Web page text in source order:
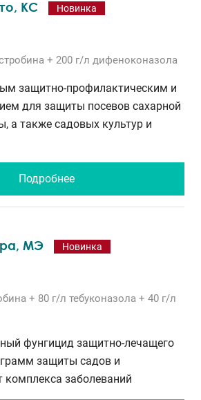
КС Новинка
+ 200 г/л дифеноконазола
защитно-профилактическим и
для защиты посевов сахарной
а также садовых культур и
Подробнее
МЭ Новинка
+ 80 г/л тебуконазола + 40 г/л
фунгицид защитно-лечащего
защиты садов и
комплекса заболеваний